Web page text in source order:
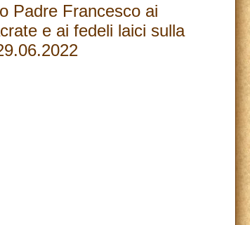
Padre Francesco ai
e ai fedeli laici sulla